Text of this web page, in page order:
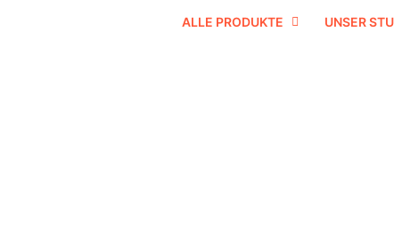
ALLE PRODUKTE UNSER